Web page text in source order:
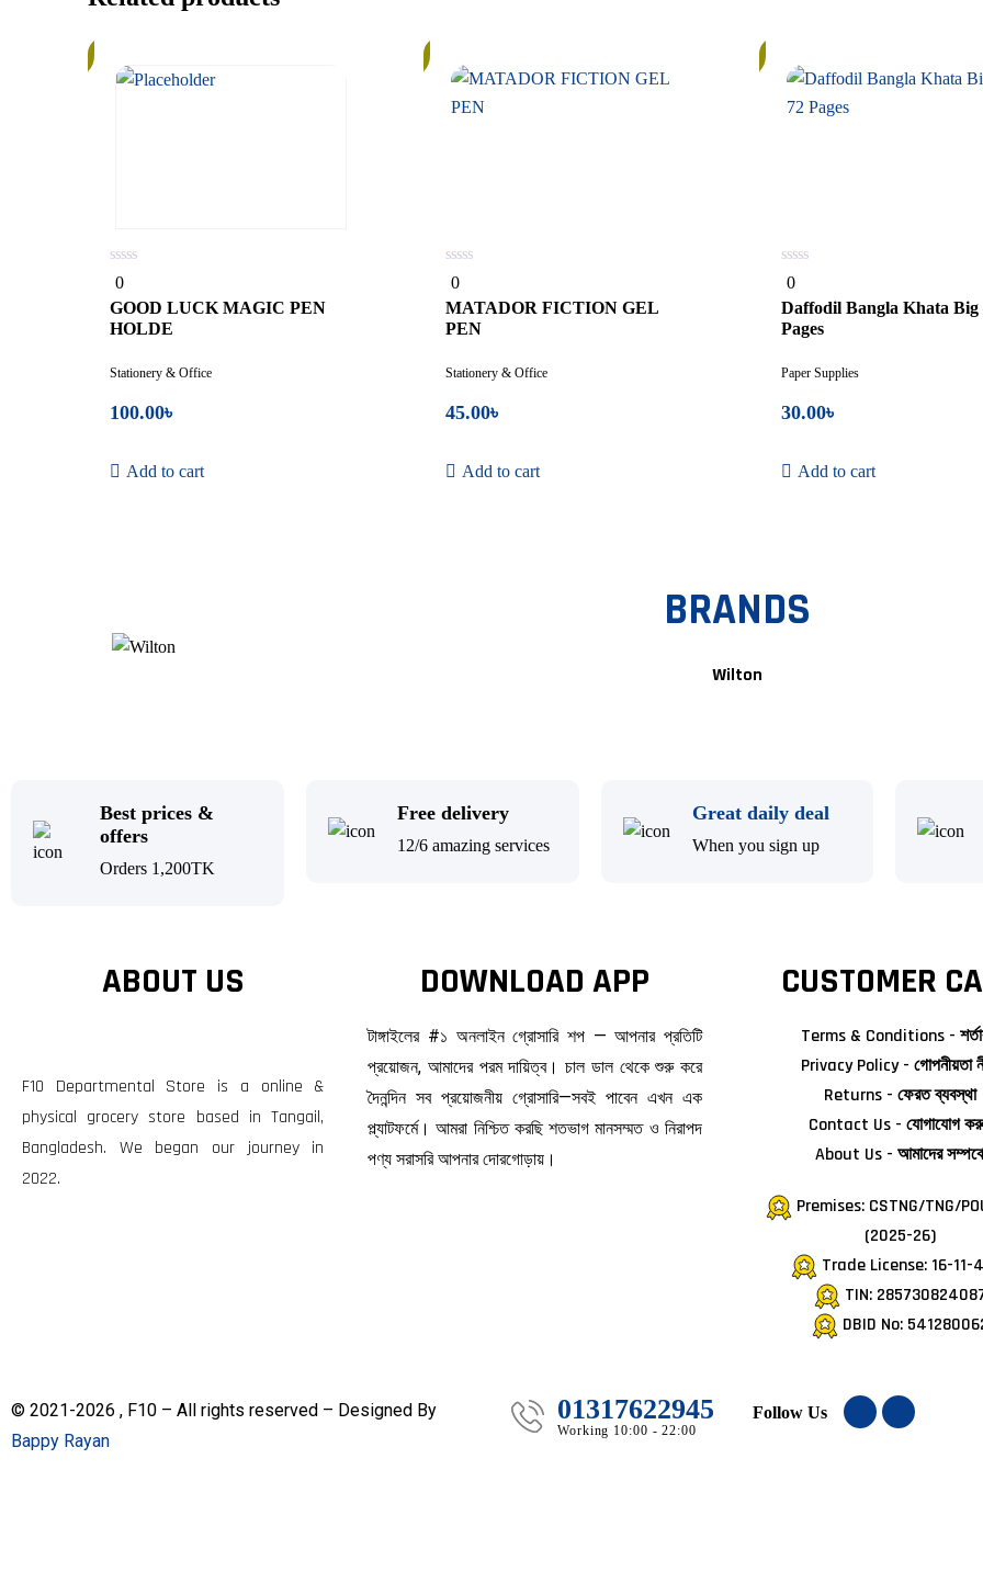
0
out
of
5
0
GOOD LUCK MAGIC PEN
HOLDE
Stationery & Office
100.00৳
Add to cart
0
out
of
5
0
MATADOR FICTION GEL
PEN
Stationery & Office
45.00৳
Add to cart
0
out
of
5
0
Daffodil Bangla Khata Big
Pages
Paper Supplies
30.00৳
Add to cart
BRANDS
Wilton
Best prices &
offers
Orders 1,200TK
Free delivery
12/6 amazing services
Great daily deal
When you sign up
ABOUT US
F10 Departmental Store is a online &
physical grocery store based in Tangail,
Bangladesh. We began our journey in
2022.
DOWNLOAD APP
টাঙ্গাইলের #১ অনলাইন গ্রোসারি শপ — আপনার প্রতিটি
প্রয়োজন, আমাদের পরম দায়িত্ব। চাল ডাল থেকে শুরু করে
দৈনন্দিন সব প্রয়োজনীয় গ্রোসারি—সবই পাবেন এখন এক
প্ল্যাটফর্মে। আমরা নিশ্চিত করছি শতভাগ মানসম্মত ও নিরাপদ
পণ্য সরাসরি আপনার দোরগোড়ায়।
CUSTOMER
Terms & Conditions -
Privacy Policy - গোপনীয়তা
Returns - ফেরত ব্যবস্থা
Contact Us - যোগাযোগ
About Us - আমাদের
Premises: CSTNG/TNG/
(2025-26)
Trade License: 16-11-
TIN:
DBID No:
© 2021-2026 , F10 – All rights reserved – Designed By
Bappy Rayan
01317622945
Working 10:00 - 22:00
Follow Us